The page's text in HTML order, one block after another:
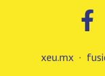
xeu.mx ·